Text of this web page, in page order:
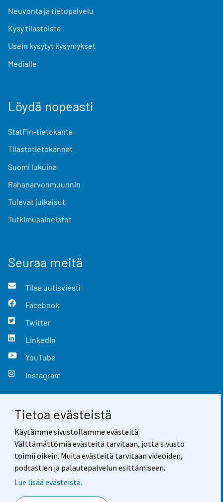
Tietoa evästeistä
Käytämme sivustollamme evästeitä.
Välttämättömiä evästeitä tarvitaan, jotta sivusto
toimii oikein. Muita evästeitä tarvitaan videoiden,
podcastien ja palautepalvelun esittämiseen.
Lue lisää evästeistä.
Neuvonta ja tietopalvelu
Kysy tilastoista
Usein kysytyt kysymykset
Medialle
Löydä nopeasti
StatFin-tietokanta
Tilastotietokannat
Suomi lukuina
Rahanarvonmuunnin
Tulevat julkaisut
Tutkimusaineistot
Seuraa meitä
Tilaa uutisviesti
Facebook
Twitter
LinkedIn
YouTube
Instagram
Yhteystiedot
Palaute
Käyttöehdot
Saavutettavuus